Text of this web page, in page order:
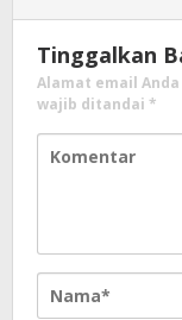
Tinggalkan
Alamat email
wajib ditandai *